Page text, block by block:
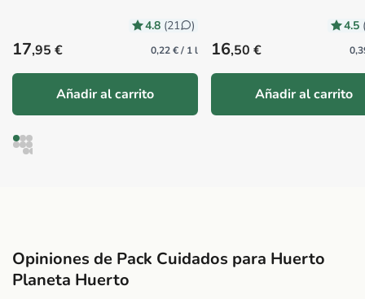
4.8 (21 )
Precio habitual
17,95 € 0,22 € / 1 l
Añadir al carrito
4.5
Precio habitual
16,50 €
Añadir al carrito
Opiniones de Pack Cuidados para Huerto
Planeta Huerto